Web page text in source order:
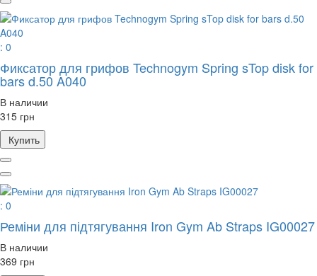
: 0
Фиксатор для грифов Technogym Spring sTop disk for
bars d.50 A040
В наличии
315 грн
Купить
: 0
Реміни для підтягування Iron Gym Ab Straps IG00027
В наличии
369 грн